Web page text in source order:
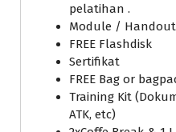
pelatihan .
Module / Handout
FREE Flashdisk
Sertifikat
FREE Bag or
Training Kit
ATK, etc)